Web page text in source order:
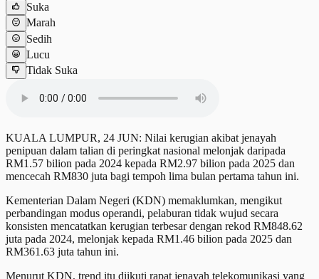
Suka
Marah
Sedih
Lucu
Tidak Suka
KUALA LUMPUR, 24 JUN: Nilai kerugian akibat jenayah
penipuan dalam talian di peringkat nasional melonjak daripada
RM1.57 bilion pada 2024 kepada RM2.97 bilion pada 2025 dan
mencecah RM830 juta bagi tempoh lima bulan pertama tahun ini.
Kementerian Dalam Negeri (KDN) memaklumkan, mengikut
perbandingan modus operandi, pelaburan tidak wujud secara
konsisten mencatatkan kerugian terbesar dengan rekod RM848.62
juta pada 2024, melonjak kepada RM1.46 bilion pada 2025 dan
RM361.63 juta tahun ini.
Menurut KDN, trend itu diikuti rapat jenayah telekomunikasi yang